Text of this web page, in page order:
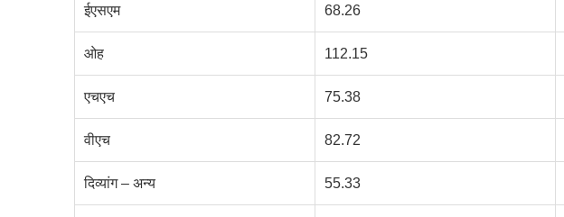
ईएसएम 68.26
ओह 112.15
एचएच 75.38
वीएच 82.72
दिव्यांग – अन्य 55.33